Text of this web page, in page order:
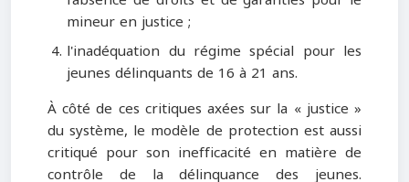
mineur en justice ;
l'inadéquation du régime spécial pour les
jeunes délinquants de 16 à 21 ans.
À côté de ces critiques axées sur la « justice »
du système, le modèle de protection est aussi
critiqué pour son inefficacité en matière de
contrôle de la délinquance des jeunes.